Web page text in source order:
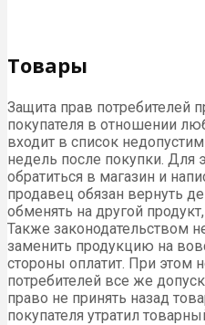
Товары
Защита прав потребителей
покупателя в отношении
входит в список
недель после покупки. Для
обратиться в магазин и
продавец обязан вернуть
обменять на другой
Также законодательством
заменить продукцию на
стороны оплатит. При этом
потребителей все же
право не принять назад
покупателя утратил